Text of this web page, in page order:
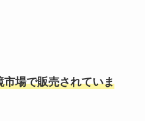
市場で販売されていま